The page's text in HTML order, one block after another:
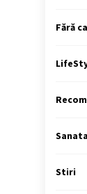
Fără
Stiri